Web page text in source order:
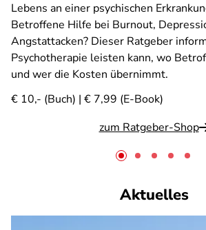
Lebens an einer psychischen
Betroffene Hilfe bei Burnout,
Angstattacken? Dieser Ratgeber
Psychotherapie leisten kann, wo
und wer die Kosten übernimmt.
€ 10,- (Buch) | € 7,99 (E-Book)
zum Ratgeber-Shop
Aktuelles